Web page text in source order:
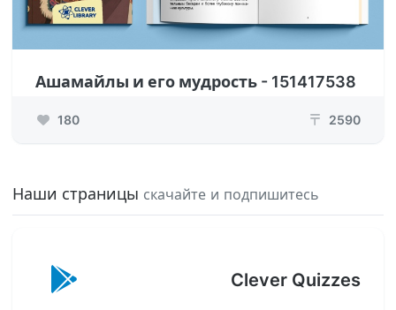
Ашамайлы и его мудрость - 151417538
180 ₸ 2590
Наши страницы скачайте и подпишитесь
Clever Quizzes